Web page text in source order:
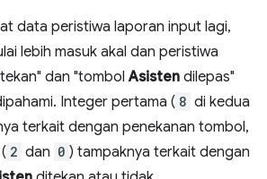
data peristiwa laporan input lagi,
lebih masuk akal dan peristiwa
dan "tombolAsisten dilepas"
Integer pertama ( 8 di kedua
terkait dengan penekanan tombol,
2 dan 0 ) tampaknya terkait dengan